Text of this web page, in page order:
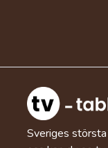
Sveriges